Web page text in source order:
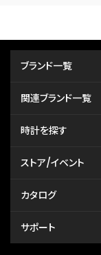
ブランド一覧
関連ブランド一覧
時計を探す
ストア/イベント
カタログ
サポート